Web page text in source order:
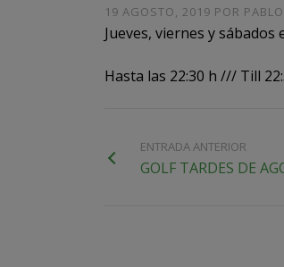
19 AGOSTO, 2019 POR
Jueves, viernes y
Hasta las 22:30 h /// Till
ENTRADA ANTERIOR
GOLF TARDES DE